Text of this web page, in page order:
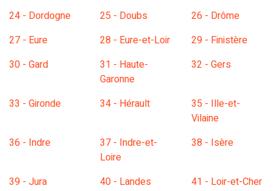
24 - Dordogne 25 - Doubs
26 - Drôme
27 - Eure
28 - Eure-et-Loir
29 - Finistère
30 - Gard
31 - Haute-
Garonne
32 - Gers
33 - Gironde 34 - Hérault
35 - Ille-et-
Vilaine
36 - Indre
37 - Indre-et-
Loire
38 - Isère
39 - Jura 40 - Landes
41 - Loir-et-Cher